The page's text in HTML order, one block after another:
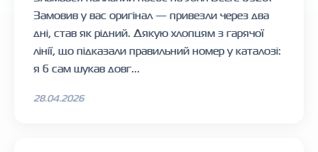
Замовив у вас оригінал — привезли через два
дні, став як рідний. Дякую хлопцям з гарячої
лінії, що підказали правильний номер у каталозі:
я б сам шукав довг...
28.04.2026